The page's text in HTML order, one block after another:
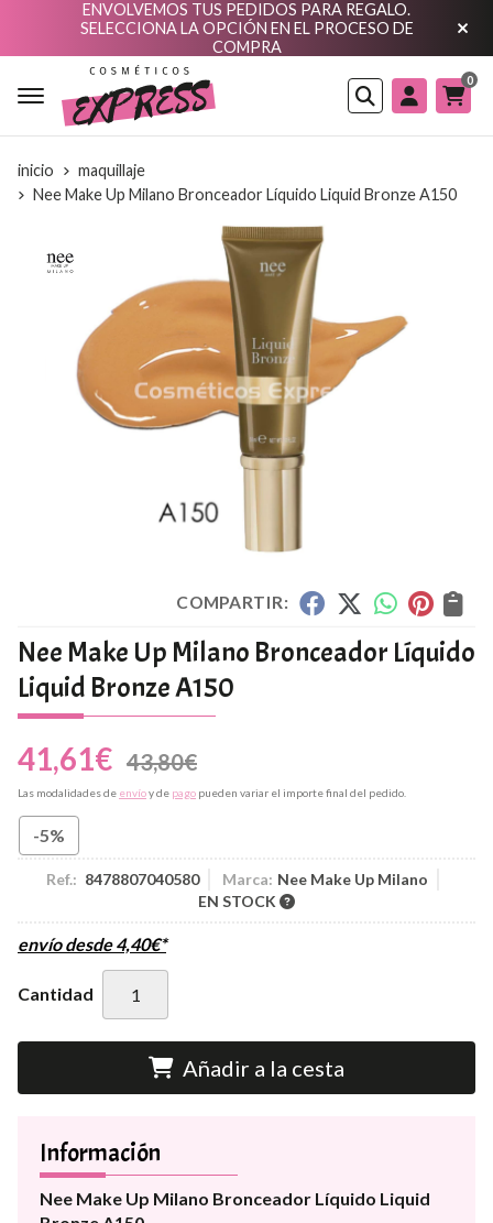
ENVOLVEMOS TUS PEDIDOS PARA REGALO.
SELECCIONA LA OPCIÓN EN EL PROCESO DE
COMPRA
Buscar
0
inicio
maquillaje
Nee Make Up Milano Bronceador Líquido Liquid Bronze A150
COMPARTIR:
Nee Make Up Milano Bronceador Líquido
Liquid Bronze A150
41,61€ 43,80€
Las modalidades de envíoy de pago pueden variar el importe final del pedido.
-5%
Ref.: 8478807040580 Marca: Nee Make Up Milano
EN STOCK
envío desde4,40€*
Cantidad
Añadir a la cesta
Información
Nee Make Up Milano Bronceador Líquido Liquid